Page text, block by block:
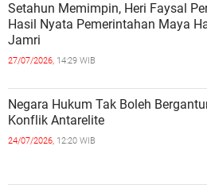
Setahun Memimpin, Heri Faysal
Hasil Nyata Pemerintahan Maya
Jamri
27/07/2026, 14:29 WIB
Negara Hukum Tak Boleh
Konflik Antarelite
24/07/2026, 12:20 WIB